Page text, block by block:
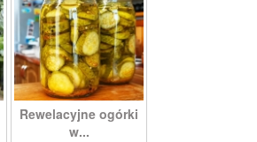
Rewelacyjne ogórki
w...